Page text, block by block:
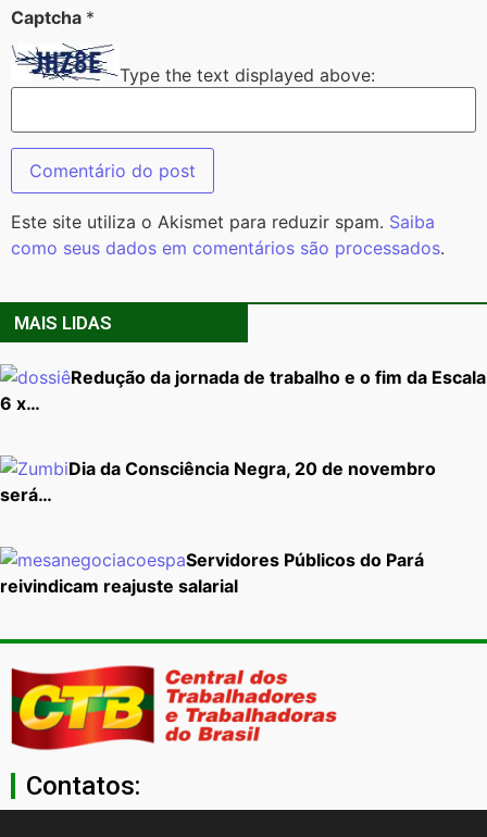
Captcha *
Type the text displayed above:
Este site utiliza o Akismet para reduzir spam. Saiba
como seus dados em comentários são processados.
MAIS LIDAS
Redução da jornada de trabalho e o fim da Escala
6 x…
Dia da Consciência Negra, 20 de novembro
será…
Servidores Públicos do Pará
reivindicam reajuste salarial
Contatos: